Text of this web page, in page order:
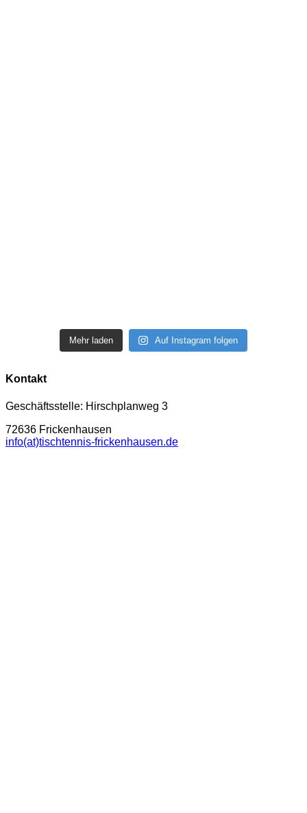
Mehr laden Auf Instagram folgen
Kontakt
Geschäftsstelle: Hirschplanweg 3
72636 Frickenhausen
info(at)tischtennis-frickenhausen.de